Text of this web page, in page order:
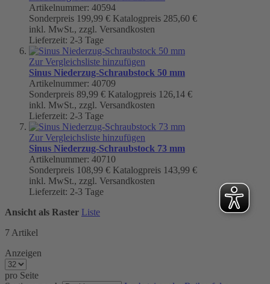
Artikelnummer: 40594
Sonderpreis 199,99 € Katalogpreis 285,60 €
inkl. MwSt., zzgl. Versandkosten
Lieferzeit: 2-3 Tage
Zur Vergleichsliste hinzufügen
Sinus Niederzug-Schraubstock 50 mm
Artikelnummer: 40709
Sonderpreis 89,99 € Katalogpreis 126,14 €
inkl. MwSt., zzgl. Versandkosten
Lieferzeit: 2-3 Tage
Zur Vergleichsliste hinzufügen
Sinus Niederzug-Schraubstock 73 mm
Artikelnummer: 40710
Sonderpreis 108,99 € Katalogpreis 143,99 €
inkl. MwSt., zzgl. Versandkosten
Lieferzeit: 2-3 Tage
Ansicht als Raster Liste
7 Artikel
Anzeigen
pro Seite